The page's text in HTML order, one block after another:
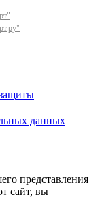
данных
представления
сайт, вы